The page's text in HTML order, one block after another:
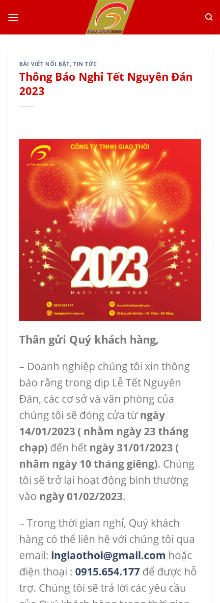
BÀI VIẾT NỔI BẬT,TIN TỨC
Thông Báo Nghỉ Tết Nguyên Đán
2023
Thân gửi Quý khách hàng,
– Doanh nghiệp chúng tôi xin thông
báo rằng trong dịp Lễ Tết Nguyên
Đán, các cơ sở và văn phòng của
chúng tôi sẽ đóng cửa từngày
14/01/2023 ( nhằm ngày 23 tháng
chạp) đến hết ngày 31/01/2023 (
nhằm ngày 10 tháng giêng). Chúng
tôi sẽ trở lại hoạt động bình thường
vào ngày 01/02/2023.
– Trong thời gian nghỉ, Quý khách
hàng có thể liên hệ với chúng tôi qua
email: ingiaothoi@gmail.com hoặc
điện thoại : 0915.654.177 để được hỗ
trợ. Chúng tôi sẽ trả lời các yêu cầu